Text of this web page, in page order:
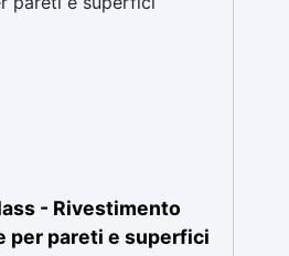
con rapporto 100:50
- Rivestimento
per pareti e superfici